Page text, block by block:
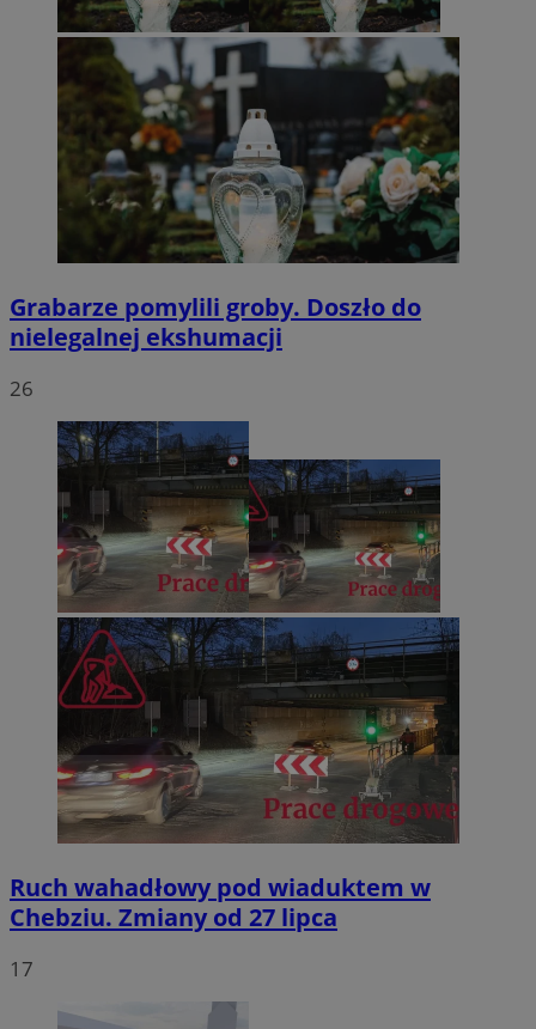
Grabarze pomylili groby. Doszło do
nielegalnej ekshumacji
26
Ruch wahadłowy pod wiaduktem w
Chebziu. Zmiany od 27 lipca
17